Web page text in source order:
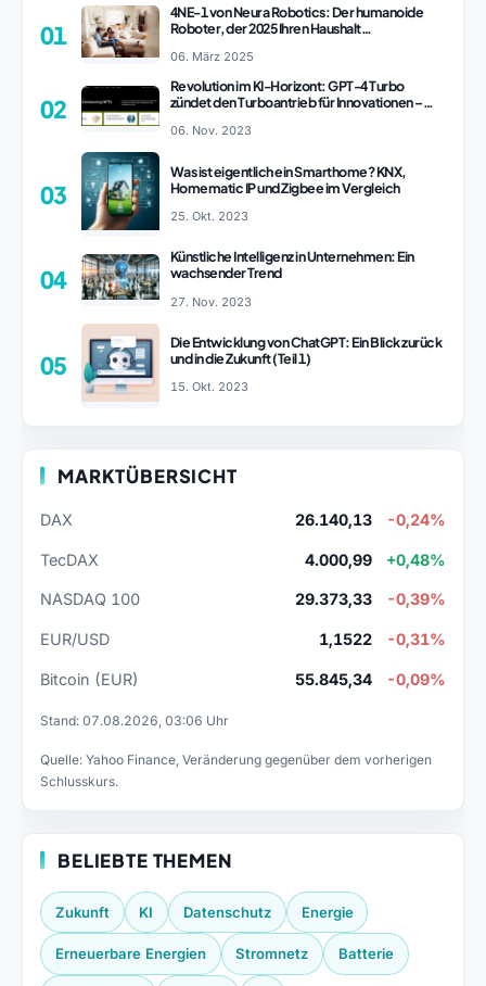
01
4NE-1 von Neura Robotics: Der humanoide
Roboter, der 2025 Ihren Haushalt
06. März 2025
02
Revolution im KI-Horizont: GPT-4 Turbo
zündet den Turboantrieb für Innovationen –
06. Nov. 2023
03
Was ist eigentlich ein Smarthome? KNX,
Homematic IP und Zigbee im Vergleich
25. Okt. 2023
04
Künstliche Intelligenz in Unternehmen: Ein
wachsender Trend
27. Nov. 2023
05
Die Entwicklung von ChatGPT: Ein Blick zurück
und in die Zukunft (Teil 1)
15. Okt. 2023
MARKTÜBERSICHT
DAX 26.140,13 -0,24%
TecDAX 4.000,99 +0,48%
NASDAQ 100 29.373,33 -0,39%
EUR/USD 1,1522 -0,31%
Bitcoin (EUR) 55.845,34 -0,09%
Stand: 07.08.2026, 03:06 Uhr
Quelle: Yahoo Finance, Veränderung gegenüber dem vorherigen
Schlusskurs.
BELIEBTE THEMEN
Zukunft KI Datenschutz Energie
Erneuerbare Energien Stromnetz Batterie